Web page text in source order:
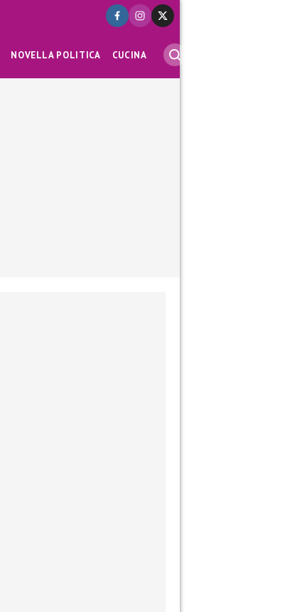
NOVELLA POLITICA CUCINA